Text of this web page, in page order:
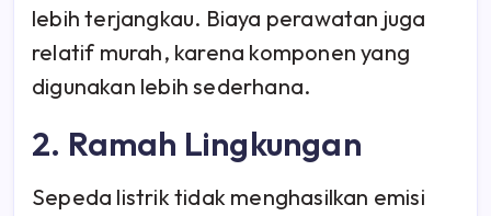
lebih terjangkau. Biaya perawatan juga
relatif murah, karena komponen yang
digunakan lebih sederhana.
2. Ramah Lingkungan
Sepeda listrik tidak menghasilkan emisi